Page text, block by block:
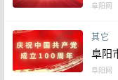
阜阳网
其它
阜阳
出举行
阜阳网